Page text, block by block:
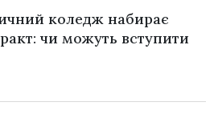
коледж набирає
чи можуть вступити